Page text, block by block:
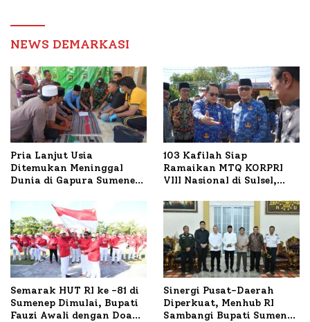
NEWS DEMARKASI
Pria Lanjut Usia
Ditemukan Meninggal
Dunia di Gapura Sumenep,
103 Kafilah Siap
Ramaikan MTQ KORPRI
VIII Nasional di Sulsel,
Semarak HUT RI ke -81 di
Sumenep Dimulai, Bupati
Fauzi Awali dengan Doa
Sinergi Pusat-Daerah
Diperkuat, Menhub RI
Sambangi Bupati Sumenep